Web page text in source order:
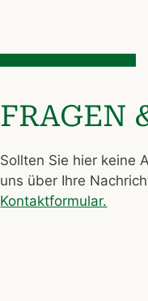
FRAGEN
Sollten Sie hier keine
uns über Ihre
Kontaktformular.